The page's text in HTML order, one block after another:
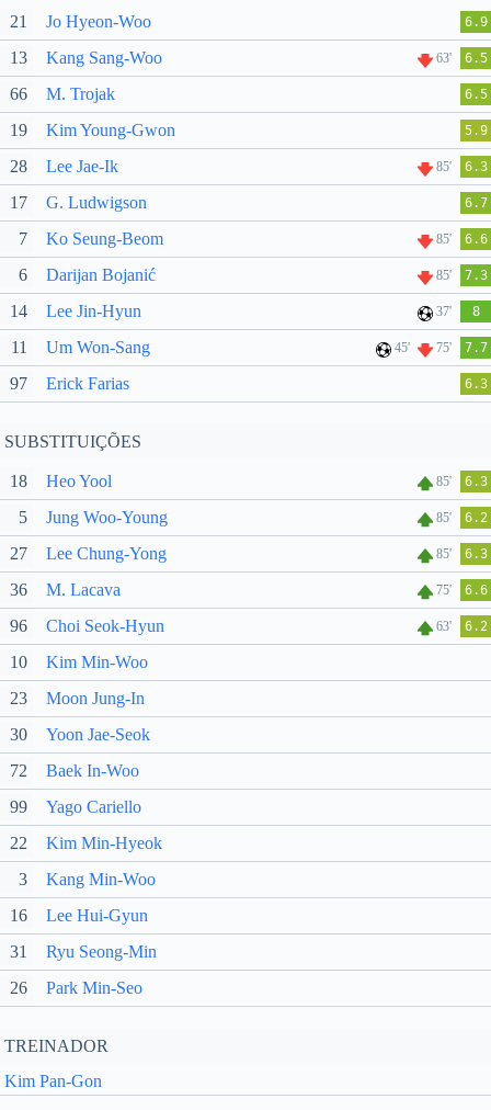
21 Jo Hyeon-Woo 6.9
13 Kang Sang-Woo 63' 6.5
66 M. Trojak 6.5
19 Kim Young-Gwon 5.9
28 Lee Jae-Ik 85' 6.3
17 G. Ludwigson 6.7
7 Ko Seung-Beom 85' 6.6
6 Darijan Bojanić 85' 7.3
14 Lee Jin-Hyun 37' 8
11 Um Won-Sang 45' 75' 7.7
97 Erick Farias 6.3
SUBSTITUIÇÕES
18 Heo Yool 85' 6.3
5 Jung Woo-Young 85' 6.2
27 Lee Chung-Yong 85' 6.3
36 M. Lacava 75' 6.6
96 Choi Seok-Hyun 63' 6.2
10
Kim Min-Woo
23
Moon Jung-In
30
Yoon Jae-Seok
72
Baek In-Woo
99
Yago Cariello
22
Kim Min-Hyeok
3
Kang Min-Woo
16
Lee Hui-Gyun
31
Ryu Seong-Min
26
Park Min-Seo
TREINADOR
Kim Pan-Gon